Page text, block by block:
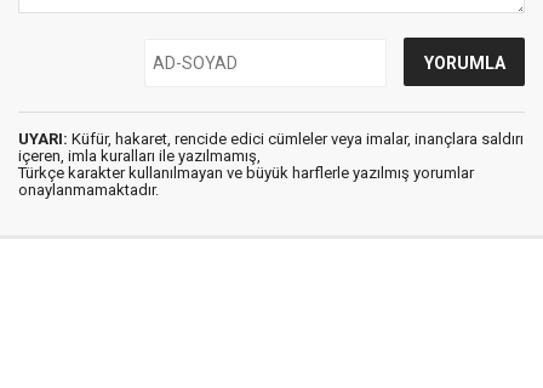
UYARI: Küfür, hakaret, rencide edici cümleler veya imalar, inançlara saldırı
içeren, imla kuralları ile yazılmamış,
Türkçe karakter kullanılmayan ve büyük harflerle yazılmış yorumlar
onaylanmamaktadır.